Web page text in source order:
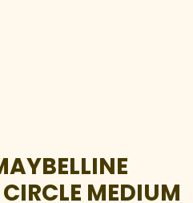
MEDIUM